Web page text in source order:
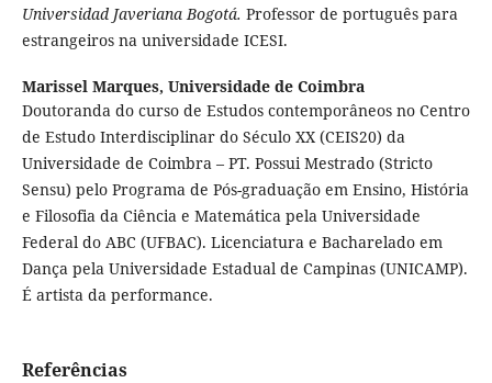
Universidad Javeriana Bogotá. Professor de português para
estrangeiros na universidade ICESI.
Marissel Marques, Universidade de Coimbra
Doutoranda do curso de Estudos contemporâneos no Centro
de Estudo Interdisciplinar do Século XX (CEIS20) da
Universidade de Coimbra – PT. Possui Mestrado (Stricto
Sensu) pelo Programa de Pós-graduação em Ensino, História
e Filosofia da Ciência e Matemática pela Universidade
Federal do ABC (UFBAC). Licenciatura e Bacharelado em
Dança pela Universidade Estadual de Campinas (UNICAMP).
É artista da performance.
Referências